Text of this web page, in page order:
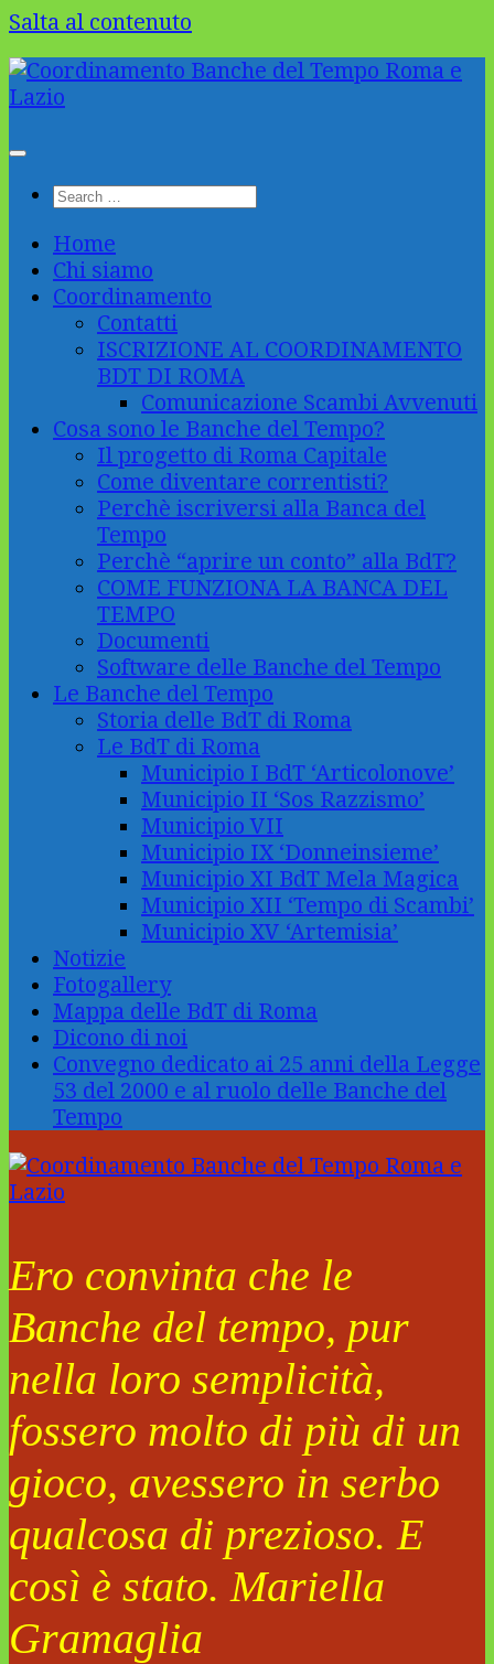
Salta al contenuto
Home
Chi siamo
Coordinamento
Contatti
ISCRIZIONE AL COORDINAMENTO
BDT DI ROMA
Comunicazione Scambi Avvenuti
Cosa sono le Banche del Tempo?
Il progetto di Roma Capitale
Come diventare correntisti?
Perchè iscriversi alla Banca del
Tempo
Perchè “aprire un conto” alla BdT?
COME FUNZIONA LA BANCA DEL
TEMPO
Documenti
Software delle Banche del Tempo
Le Banche del Tempo
Storia delle BdT di Roma
Le BdT di Roma
Municipio I BdT ‘Articolonove’
Municipio II ‘Sos Razzismo’
Municipio VII
Municipio IX ‘Donneinsieme’
Municipio XI BdT Mela Magica
Municipio XII ‘Tempo di Scambi’
Municipio XV ‘Artemisia’
Notizie
Fotogallery
Mappa delle BdT di Roma
Dicono di noi
Convegno dedicato ai 25 anni della Legge
53 del 2000 e al ruolo delle Banche del
Tempo
Ero convinta che le
Banche del tempo, pur
nella loro semplicità,
fossero molto di più di un
gioco, avessero in serbo
qualcosa di prezioso. E
così è stato. Mariella
Gramaglia